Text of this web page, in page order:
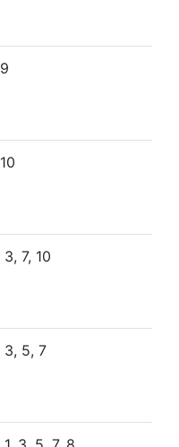
9
10
3, 7, 10
3, 5, 7